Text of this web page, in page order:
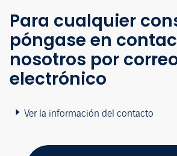
Para cualquier
póngase en
nosotros por
electrónico
Ver la información del contacto